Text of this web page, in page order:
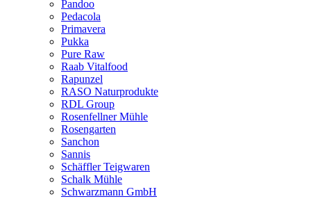
Pandoo
Pedacola
Primavera
Pukka
Pure Raw
Raab Vitalfood
Rapunzel
RASO Naturprodukte
RDL Group
Rosenfellner Mühle
Rosengarten
Sanchon
Sannis
Schäffler Teigwaren
Schalk Mühle
Schwarzmann GmbH